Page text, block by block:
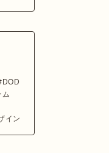
DOD
ム
イン